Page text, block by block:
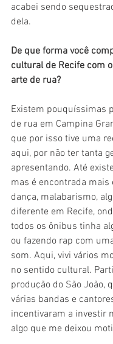
acabei sendo
dela.
De que forma você
cultural de Recife com
arte de rua?
Existem pouquíssimas
de rua em Campina
que por isso tive uma
aqui, por não ter tanta
apresentando. Até
mas é encontrada mais
dança, malabarismo,
diferente em Recife,
todos os ônibus tinha
ou fazendo rap com
som. Aqui, vivi vários
no sentido cultural.
produção do São João,
várias bandas e
incentivaram a investir
algo que me deixou